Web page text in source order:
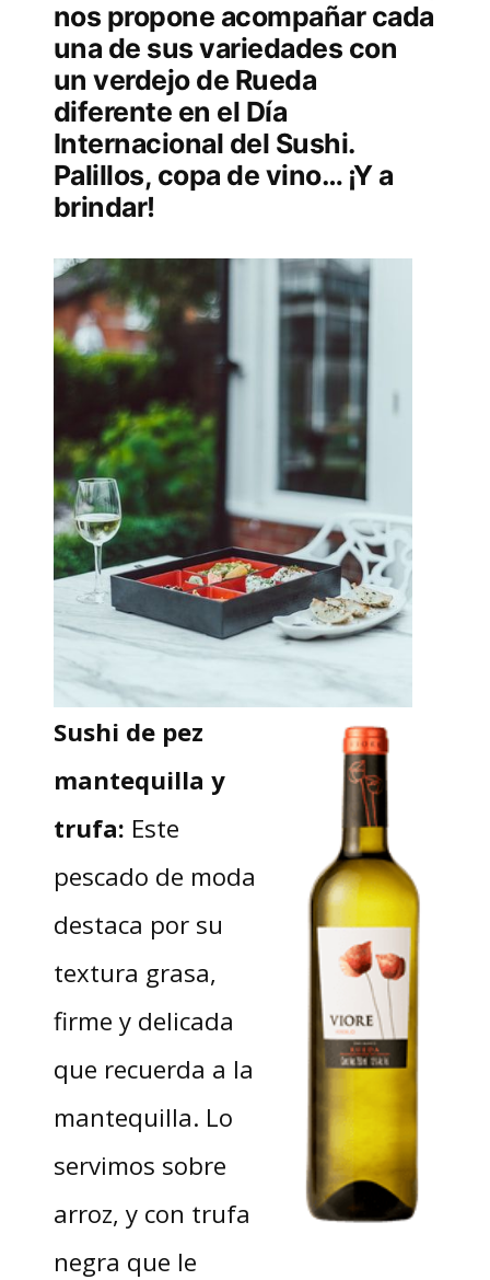
nos propone acompañar cada
una de sus variedades con
un verdejo de Rueda
diferente en el Día
Internacional del Sushi.
Palillos, copa de vino… ¡Y a
brindar!
Sushi de pez
mantequilla y
trufa: Este
pescado de moda
destaca por su
textura grasa,
firme y delicada
que recuerda a la
mantequilla. Lo
servimos sobre
arroz, y con trufa
negra que le